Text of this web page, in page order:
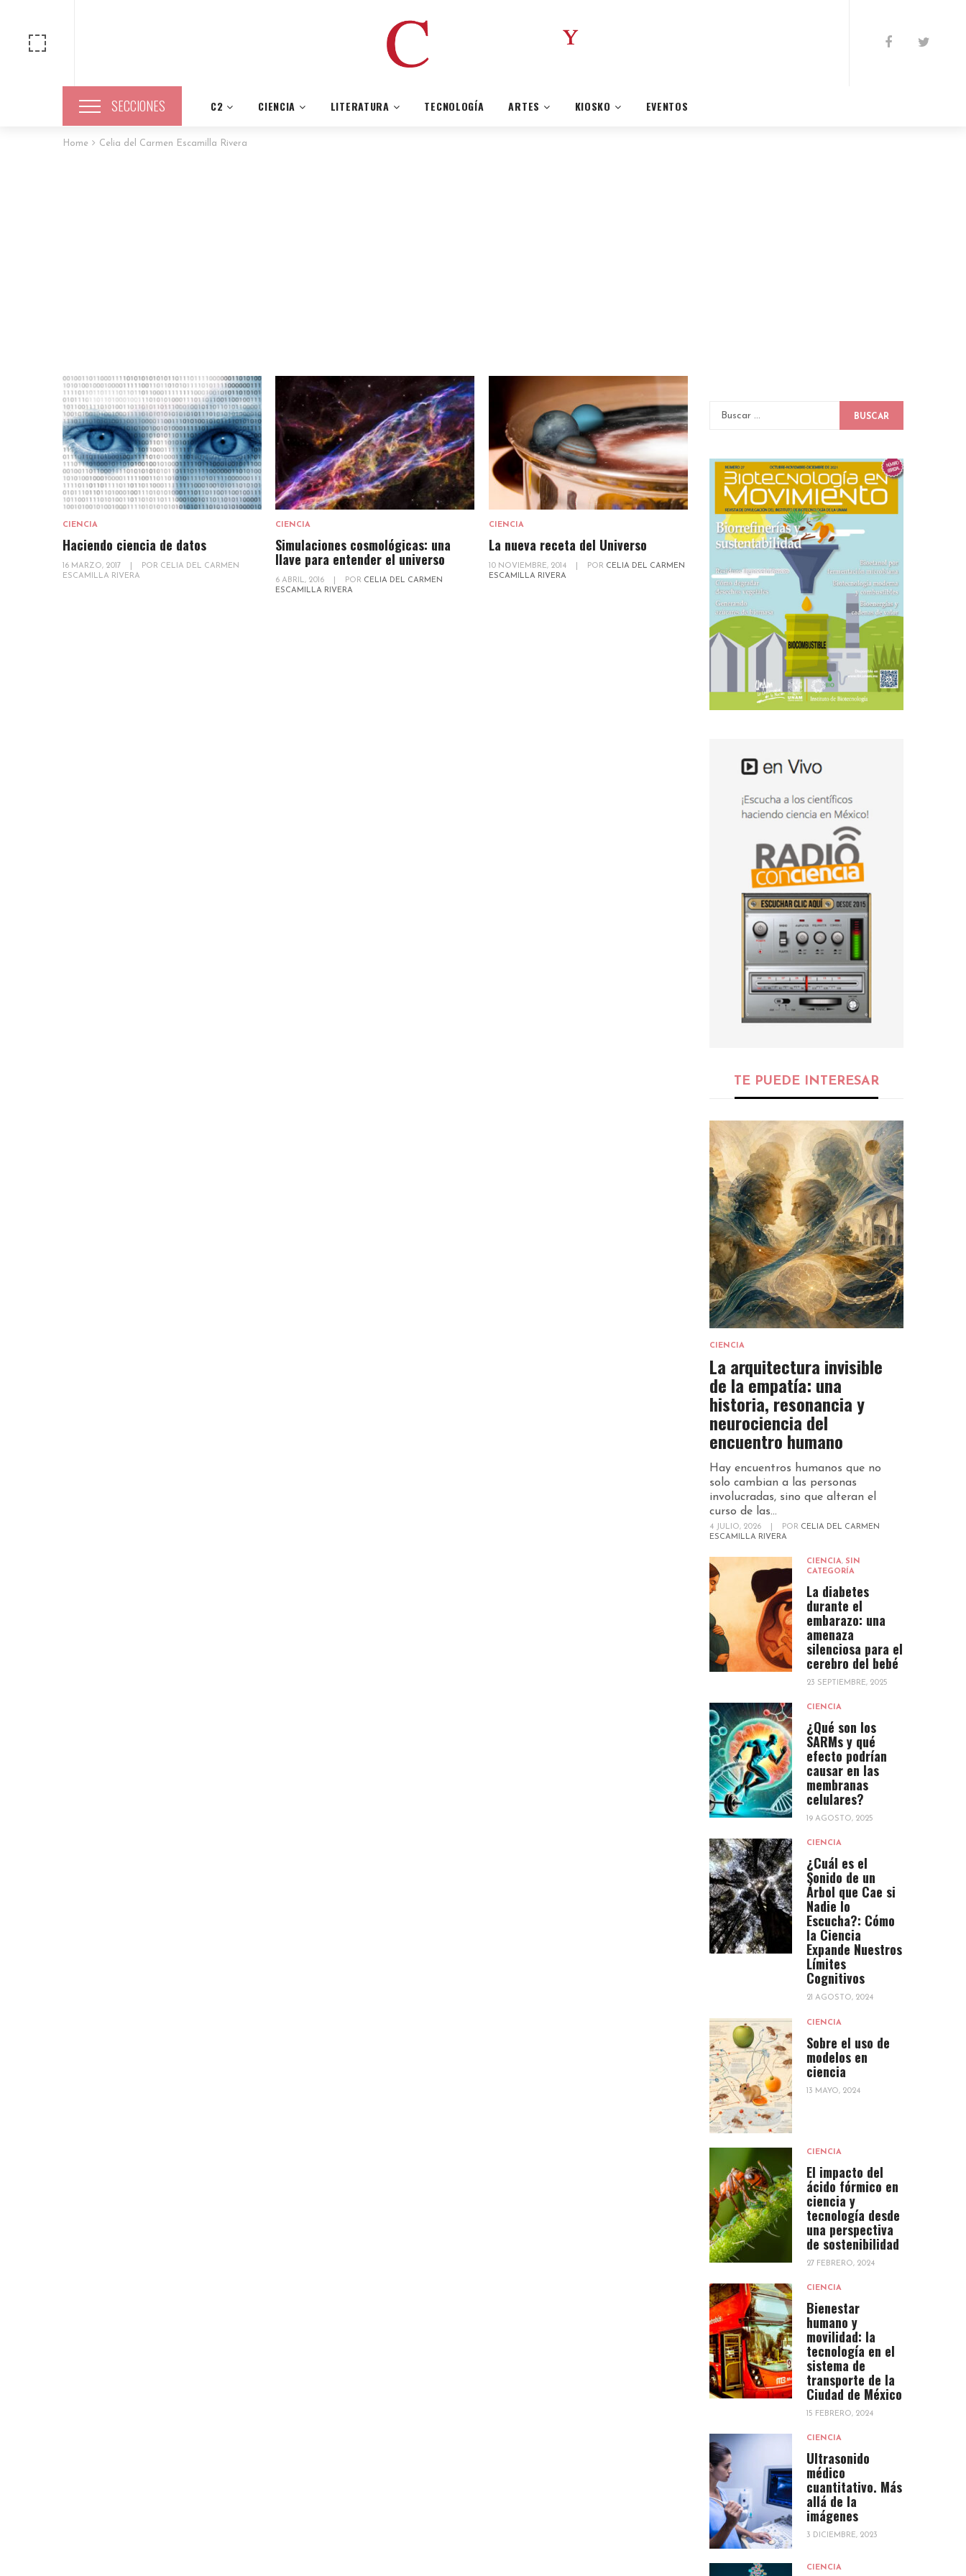
SECCIONES C2 CIENCIA LITERATURA TECNOLOGÍA ARTES KIOSKO EVENTOS
Home Celia del Carmen Escamilla Rivera
CIENCIA
Haciendo ciencia de datos
16 MARZO, 2017 POR CELIA DEL CARMEN
ESCAMILLA RIVERA
CIENCIA
Simulaciones cosmológicas: una
llave para entender el universo
6 ABRIL, 2016 POR CELIA DEL CARMEN
ESCAMILLA RIVERA
CIENCIA
La nueva receta del Universo
10 NOVIEMBRE, 2014 POR CELIA DEL CARMEN
ESCAMILLA RIVERA
BUSCAR
TE PUEDE INTERESAR
CIENCIA
La arquitectura invisible
de la empatía: una
historia, resonancia y
neurociencia del
encuentro humano
Hay encuentros humanos que no
solo cambian a las personas
involucradas, sino que alteran el
curso de las...
4 JULIO, 2026 POR CELIA DEL CARMEN
ESCAMILLA RIVERA
CIENCIA, SIN
CATEGORÍA
La diabetes
durante el
embarazo: una
amenaza
silenciosa para el
cerebro del bebé
23 SEPTIEMBRE, 2025
CIENCIA
¿Qué son los
SARMs y qué
efecto podrían
causar en las
membranas
celulares?
19 AGOSTO, 2025
CIENCIA
¿Cuál es el
Sonido de un
Árbol que Cae si
Nadie lo
Escucha?: Cómo
la Ciencia
Expande Nuestros
Límites
Cognitivos
21 AGOSTO, 2024
CIENCIA
Sobre el uso de
modelos en
ciencia
13 MAYO, 2024
CIENCIA
El impacto del
ácido fórmico en
ciencia y
tecnología desde
una perspectiva
de sostenibilidad
27 FEBRERO, 2024
CIENCIA
Bienestar
humano y
movilidad: la
tecnología en el
sistema de
transporte de la
Ciudad de México
15 FEBRERO, 2024
CIENCIA
Ultrasonido
médico
cuantitativo. Más
allá de la
imágenes
3 DICIEMBRE, 2023
CIENCIA